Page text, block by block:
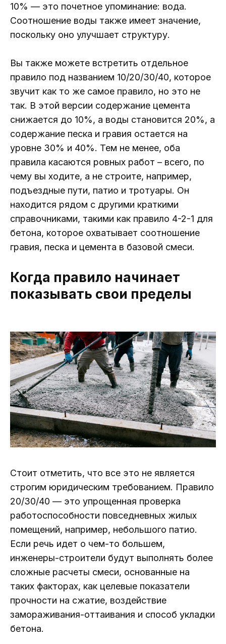
10% — это почетное упоминание: вода.
Соотношение воды также имеет значение,
поскольку оно улучшает структуру.
Вы также можете встретить отдельное
правило под названием 10/20/30/40, которое
звучит как то же самое правило, но это не
так. В этой версии содержание цемента
снижается до 10%, а воды становится 20%, а
содержание песка и гравия остается на
уровне 30% и 40%. Тем не менее, оба
правила касаются ровных работ – всего, по
чему вы ходите, а не строите, например,
подъездные пути, патио и тротуары. Он
находится рядом с другими краткими
справочниками, такими как правило 4-2-1 для
бетона, которое охватывает соотношение
гравия, песка и цемента в базовой смеси.
Когда правило начинает
показывать свои пределы
Стоит отметить, что все это не является
строгим юридическим требованием. Правило
20/30/40 — это упрощенная проверка
работоспособности повседневных жилых
помещений, например, небольшого патио.
Если речь идет о чем-то большем,
инженеры-строители будут выполнять более
сложные расчеты смеси, основанные на
таких факторах, как целевые показатели
прочности на сжатие, воздействие
замораживания-оттаивания и способ укладки
бетона.